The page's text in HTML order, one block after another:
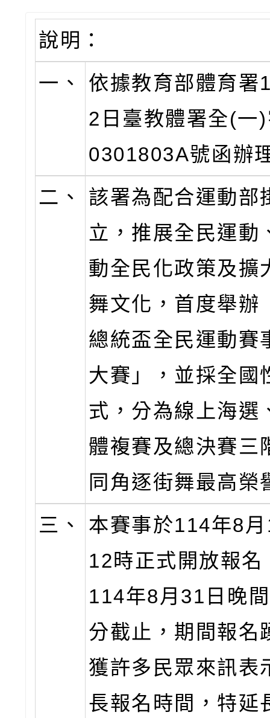
說明：
一、
依據教育部體育署
2日臺教體署全(一
0301803A號函辦
二、
該署為配合運動部
立，推展全民運動
動全民化政策及擴
舞文化，首度舉辦
總統盃全民運動
大賽」，並採全國
式，分為線上海選
體複賽及總決賽三
同角逐街舞最高榮
三、
本賽事於114年8
12時正式開放報名
114年8月31日晚
分截止，期間報名
獲許多民眾來訊表
長報名時間，特延